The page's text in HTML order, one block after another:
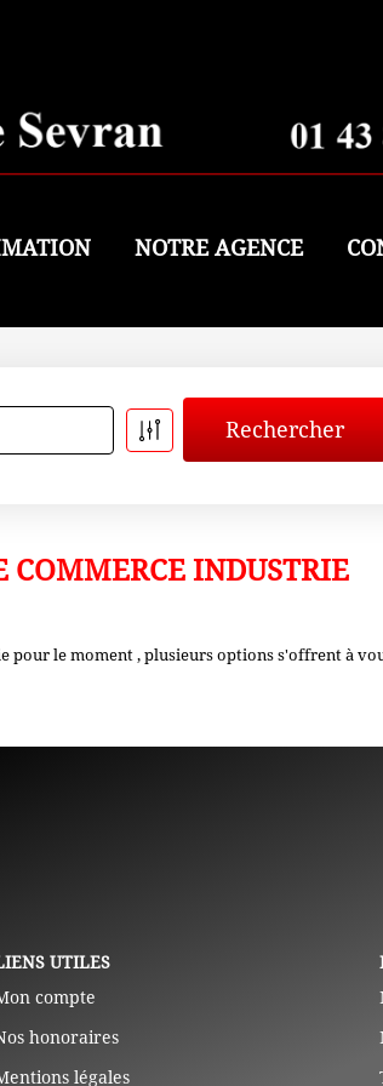
NOTRE AGENCE
COMMERCE INDUSTRIE
pour le moment , plusieurs options s'offrent à
UTILES
compte
honoraires
légales